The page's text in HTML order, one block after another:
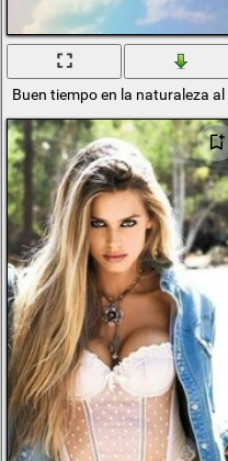
Buen tiempo en la naturaleza al